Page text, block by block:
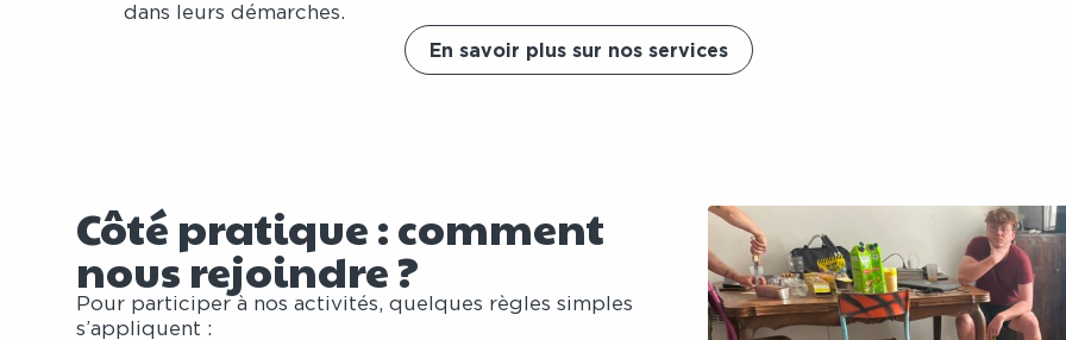
dans leurs démarches.
En savoir plus sur nos services
Côté pratique : comment
nous rejoindre ?
Pour participer à nos activités, quelques règles simples
s’appliquent :